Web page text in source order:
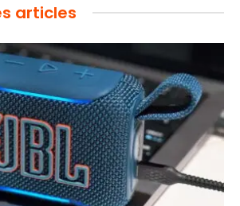
articles